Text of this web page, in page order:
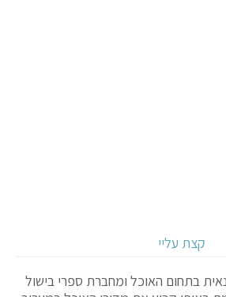
קצת עליי
בתחום האוכל ומחברת ספרי בישול